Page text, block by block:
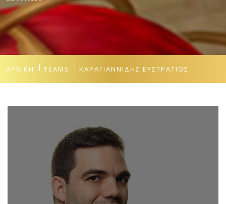
ΑΡΧΙΚΉ TEAMS ΚΑΡΑΓΙΑΝΝΊΔΗΣ ΕΥΣΤΡΆΤΙΟΣ